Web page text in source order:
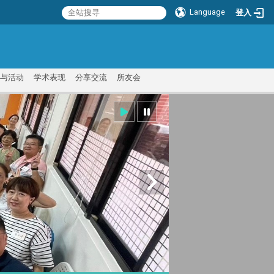
Language 登入
活动 学术表现 分享交流 所友会